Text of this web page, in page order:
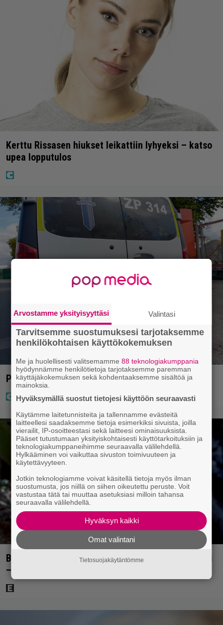
Kerttu Rissasen hiukset leikattiin lyhyeksi – katso
upea lopputulos
Poliisilla surullinen ilta Kuopiossa eilen
Bond-luojan 68 vuotta sitten lähettämä kirje löytyi
– tältä 007-hahmon piti alun perin näyttää
Arvostamme yksityisyyttäsi Valintasi
Tarvitsemme suostumuksesi tarjotaksemme
henkilökohtaisen käyttökokemuksen
Me ja huolellisesti valitsemamme88 teknologiakumppania
hyödynnämme henkilötietoja tarjotaksemme paremman
käyttäjäkokemuksen sekä kohdentaaksemme sisältöä ja
mainoksia.
Hyväksymällä suostut tietojesi käyttöön seuraavasti
Käytämme laitetunnisteita ja tallennamme evästeitä
laitteellesi saadaksemme tietoja esimerkiksi sivuista, joilla
vierailit, IP-osoitteestasi sekä laitteesi ominaisuuksista.
Pääset tutustumaan yksityiskohtaisesti käyttötarkoituksiin ja
teknologiakumppaneihimme seuraavalla välilehdellä.
Hylkääminen voi vaikuttaa sivuston toimivuuteen ja
käytettävyyteen.
Jotkin teknologiamme voivat käsitellä tietoja myös ilman
suostumusta, jos niillä on siihen oikeutettu peruste. Voit
vastustaa tätä tai muuttaa asetuksiasi milloin tahansa
seuraavalla välilehdellä.
Hyväksyn kaikki
Omat valintani
Tietosuojakäytäntömme